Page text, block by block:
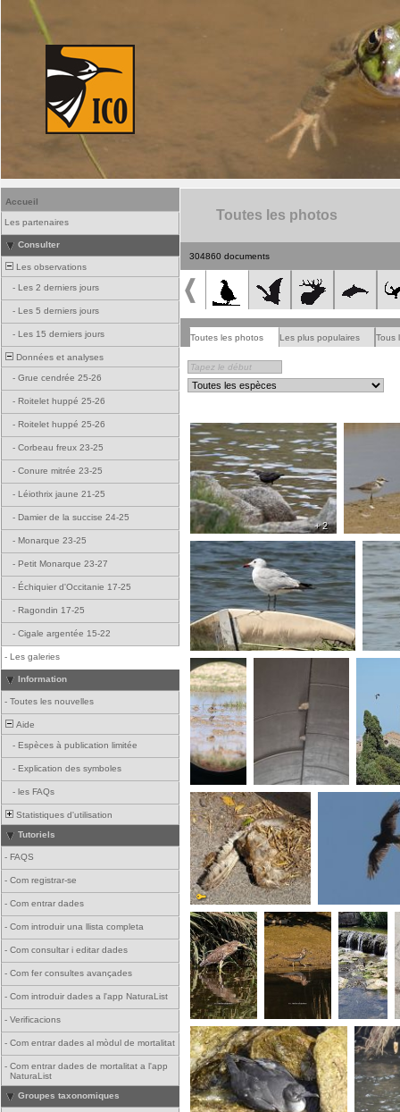
Accueil
Les partenaires
Consulter
Les observations
- Les 2 derniers jours
- Les 5 derniers jours
- Les 15 derniers jours
Données et analyses
- Grue cendrée 25-26
- Roitelet huppé 25-26
- Roitelet huppé 25-26
- Corbeau freux 23-25
- Conure mitrée 23-25
- Léiothrix jaune 21-25
- Damier de la succise 24-25
- Monarque 23-25
- Petit Monarque 23-27
- Échiquier d'Occitanie 17-25
- Ragondin 17-25
- Cigale argentée 15-22
- Les galeries
Information
- Toutes les nouvelles
Aide
- Espèces à publication limitée
- Explication des symboles
- les FAQs
Statistiques d'utilisation
Tutoriels
- FAQS
- Com registrar-se
- Com entrar dades
- Com introduir una llista completa
- Com consultar i editar dades
- Com fer consultes avançades
- Com introduir dades a l'app NaturaList
- Verificacions
- Com entrar dades al mòdul de mortalitat
- Com entrar dades de mortalitat a l'app
NaturaList
Groupes taxonomiques
Toutes les photos
304860 documents
Toutes les photos Les plus populaires Tous
+ 2